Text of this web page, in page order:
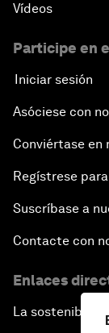
Vídeos
Participe en
Iniciar sesión
Asóciese con
Conviértase en
Regístrese
Suscríbase a
Contacte con
Enlaces
La